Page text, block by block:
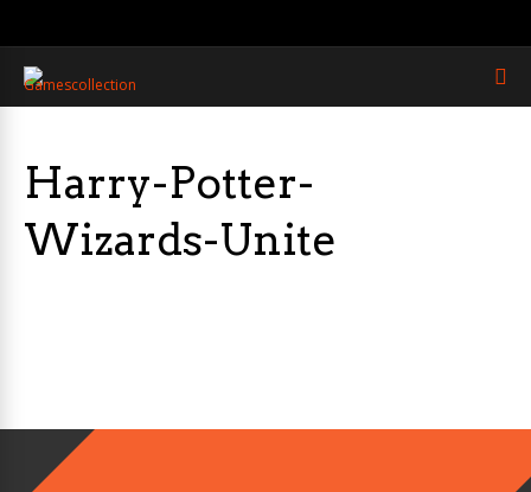
Harry-Potter-
Wizards-Unite